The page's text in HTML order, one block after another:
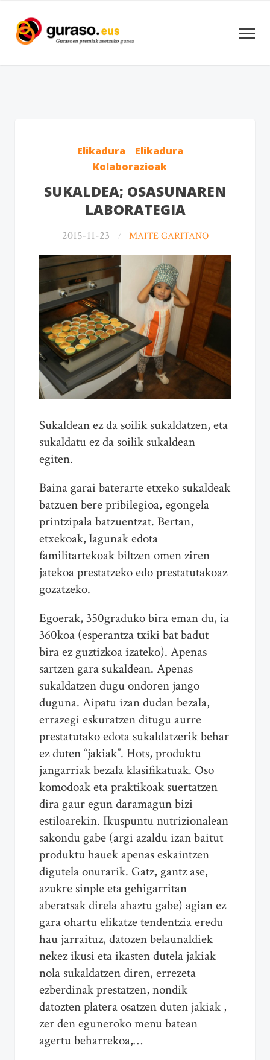
Elikadura
Elikadura
Kolaborazioak
SUKALDEA; OSASUNAREN
LABORATEGIA
2015-11-23 MAITE GARITANO
Sukaldean ez da soilik sukaldatzen, eta
sukaldatu ez da soilik sukaldean
egiten.
Baina garai baterarte etxeko sukaldeak
batzuen bere pribilegioa, egongela
printzipala batzuentzat. Bertan,
etxekoak, lagunak edota
familitartekoak biltzen omen ziren
jatekoa prestatzeko edo prestatutakoaz
gozatzeko.
Egoerak, 350graduko bira eman du, ia
360koa (esperantza txiki bat badut
bira ez guztizkoa izateko). Apenas
sartzen gara sukaldean. Apenas
sukaldatzen dugu ondoren jango
duguna. Aipatu izan dudan bezala,
errazegi eskuratzen ditugu aurre
prestatutako edota sukaldatzerik behar
ez duten “jakiak”. Hots, produktu
jangarriak bezala klasifikatuak. Oso
komodoak eta praktikoak suertatzen
dira gaur egun daramagun bizi
estiloarekin. Ikuspuntu nutrizionalean
sakondu gabe (argi azaldu izan baitut
produktu hauek apenas eskaintzen
digutela onurarik. Gatz, gantz ase,
azukre sinple eta gehigarritan
aberatsak direla ahaztu gabe) agian ez
gara ohartu elikatze tendentzia eredu
hau jarraituz, datozen belaunaldiek
nekez ikusi eta ikasten dutela jakiak
nola sukaldatzen diren, errezeta
ezberdinak prestatzen, nondik
datozten platera osatzen duten jakiak ,
zer den eguneroko menu batean
agertu beharrekoa,…